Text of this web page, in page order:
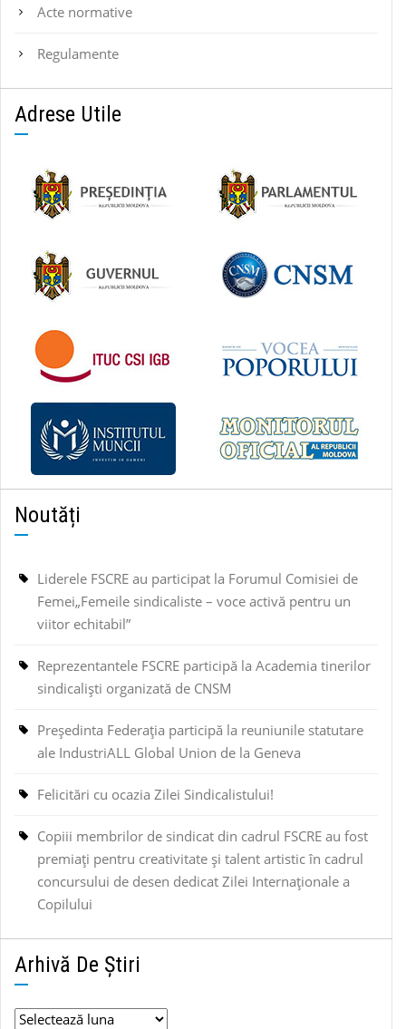
Acte normative
Regulamente
Adrese Utile
Noutăți
Liderele FSCRE au participat la Forumul Comisiei de
Femei„Femeile sindicaliste – voce activă pentru un
viitor echitabil”
Reprezentantele FSCRE participă la Academia tinerilor
sindicaliști organizată de CNSM
Președinta Federația participă la reuniunile statutare
ale IndustriALL Global Union de la Geneva
Felicitări cu ocazia Zilei Sindicalistului!
Copiii membrilor de sindicat din cadrul FSCRE au fost
premiați pentru creativitate și talent artistic în cadrul
concursului de desen dedicat Zilei Internaționale a
Copilului
Arhivă De Știri
Arhivă